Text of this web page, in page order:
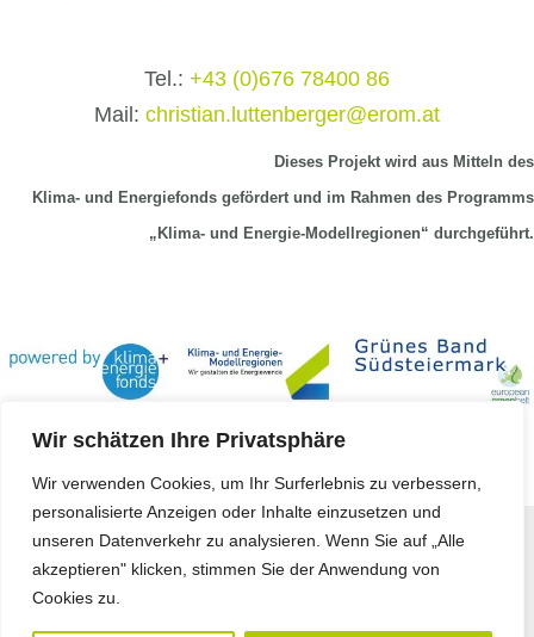
Wir schätzen Ihre Privatsphäre
Wir verwenden Cookies, um Ihr Surferlebnis zu verbessern,
personalisierte Anzeigen oder Inhalte einzusetzen und
unseren Datenverkehr zu analysieren. Wenn Sie auf „Alle
akzeptieren" klicken, stimmen Sie der Anwendung von
Cookies zu.
Tel.: +43 (0)676 78400 86
Mail: christian.luttenberger@erom.at
Dieses Projekt wird aus Mitteln des
Klima- und Energiefonds gefördert und im Rahmen des Programms
„Klima- und Energie-Modellregionen“ durchgeführt.
Copyright © 2023 -Koerbler GmbH